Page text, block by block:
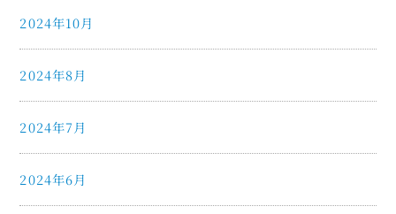
2024年10月
2024年8月
2024年7月
2024年6月